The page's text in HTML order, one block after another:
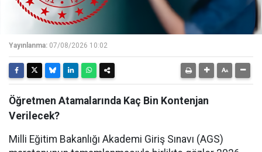
Yayınlanma: 07/08/2026 10:02
Öğretmen Atamalarında Kaç Bin Kontenjan
Verilecek?
Milli Eğitim Bakanlığı Akademi Giriş Sınavı (AGS)